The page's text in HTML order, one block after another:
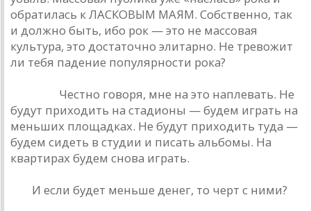
обратилась к ЛАСКОВЫМ МАЯМ. Собственно, так
и должно быть, ибо рок — это не массовая
культура, это достаточно элитарно. Не тревожит
ли тебя падение популярности рока?
Честно говоря, мне на это наплевать. Не
будут приходить на стадионы — будем играть на
меньших площадках. Не будут приходить туда —
будем сидеть в студии и писать альбомы. На
квартирах будем снова играть.
И если будет меньше денег, то черт с ними?